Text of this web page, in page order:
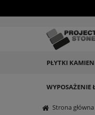
PŁYTKI
WYPOSAŻENIE
Strona główna